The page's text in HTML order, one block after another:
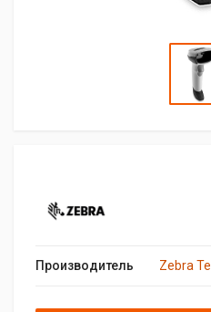
Производитель Zebra